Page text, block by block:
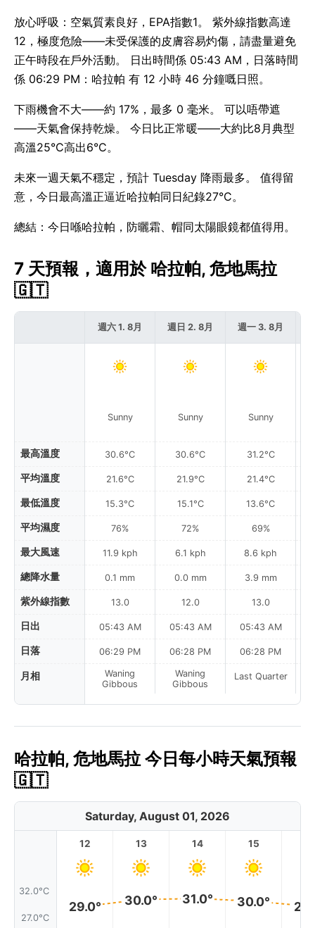
放心呼吸：空氣質素良好，EPA指數1。 紫外線指數高達
12，極度危險——未受保護的皮膚容易灼傷，請盡量避免
正午時段在戶外活動。 日出時間係 05:43 AM，日落時間
係 06:29 PM：哈拉帕 有 12 小時 46 分鐘嘅日照。
下雨機會不大——約 17%，最多 0 毫米。 可以唔帶遮
——天氣會保持乾燥。 今日比正常暖——大約比8月典型
高溫25°C高出6°C。
未來一週天氣不穩定，預計 Tuesday 降雨最多。 值得留
意，今日最高溫正逼近哈拉帕同日紀錄27°C。
總結：今日喺哈拉帕，防曬霜、帽同太陽眼鏡都值得用。
7 天預報，適用於 哈拉帕, 危地馬拉
🇬🇹
最高溫度
平均溫度
最低溫度
平均濕度
最大風速
總降水量
紫外線指數
日出
日落
月相
週六 1. 8月
Sunny
30.6°C
21.6°C
15.3°C
76%
11.9 kph
0.1 mm
13.0
05:43 AM
06:29 PM
Waning
Gibbous
週日 2. 8月
Sunny
30.6°C
21.9°C
15.1°C
72%
6.1 kph
0.0 mm
12.0
05:43 AM
06:28 PM
Waning
Gibbous
週一 3. 8月
Sunny
31.2°C
21.4°C
13.6°C
69%
8.6 kph
3.9 mm
13.0
05:43 AM
06:28 PM
Last Quarter
哈拉帕, 危地馬拉 今日每小時天氣預報
🇬🇹
Saturday, August 01, 2026
32.0°C
27.0°C
12
29.0°
13
30.0°
14
31.0°
15
30.0°